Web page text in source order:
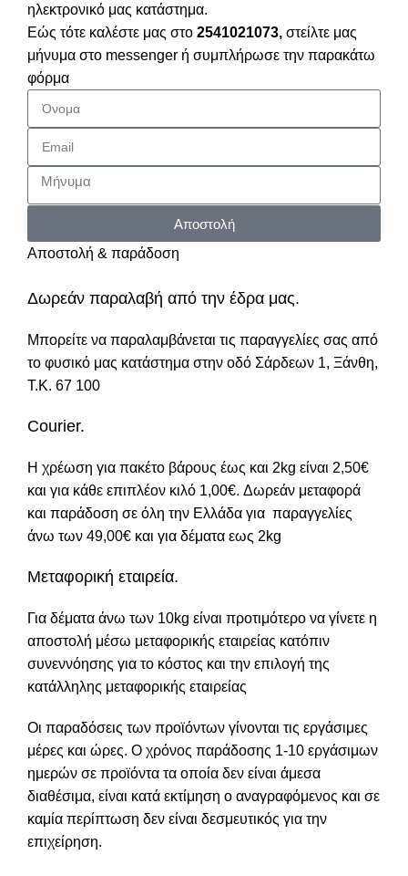
ηλεκτρονικό μας κατάστημα.
Εώς τότε καλέστε μας στο 2541021073, στείλτε μας
μήνυμα στο messenger ή συμπλήρωσε την παρακάτω
φόρμα
Αποστολή
Αποστολή & παράδοση
Δωρεάν παραλαβή από την έδρα μας.
Μπορείτε να παραλαμβάνεται τις παραγγελίες σας από
το φυσικό μας κατάστημα στην οδό Σάρδεων 1, Ξάνθη,
Τ.Κ. 67 100
Courier.
Η χρέωση για πακέτο βάρους έως και 2kg είναι 2,50€
και για κάθε επιπλέον κιλό 1,00€. Δωρεάν μεταφορά
και παράδοση σε όλη την Ελλάδα για παραγγελίες
άνω των 49,00€ και για δέματα εως 2kg
Μεταφορική εταιρεία.
Για δέματα άνω των 10kg είναι προτιμότερο να γίνετε η
αποστολή μέσω μεταφορικής εταιρείας κατόπιν
συνεννόησης για το κόστος και την επιλογή της
κατάλληλης μεταφορικής εταιρείας
Οι παραδόσεις των προϊόντων γίνονται τις εργάσιμες
μέρες και ώρες. Ο χρόνος παράδοσης 1-10 εργάσιμων
ημερών σε προϊόντα τα οποία δεν είναι άμεσα
διαθέσιμα, είναι κατά εκτίμηση ο αναγραφόμενος και σε
καμία περίπτωση δεν είναι δεσμευτικός για την
επιχείρηση.